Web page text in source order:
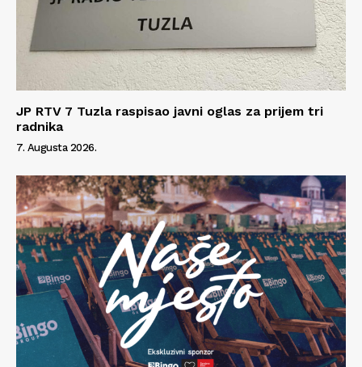
JP RTV 7 Tuzla raspisao javni oglas za prijem tri
radnika
7. Augusta 2026.